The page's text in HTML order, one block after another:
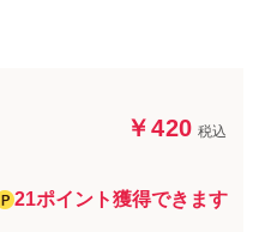
￥420 税込
21ポイント獲得できます